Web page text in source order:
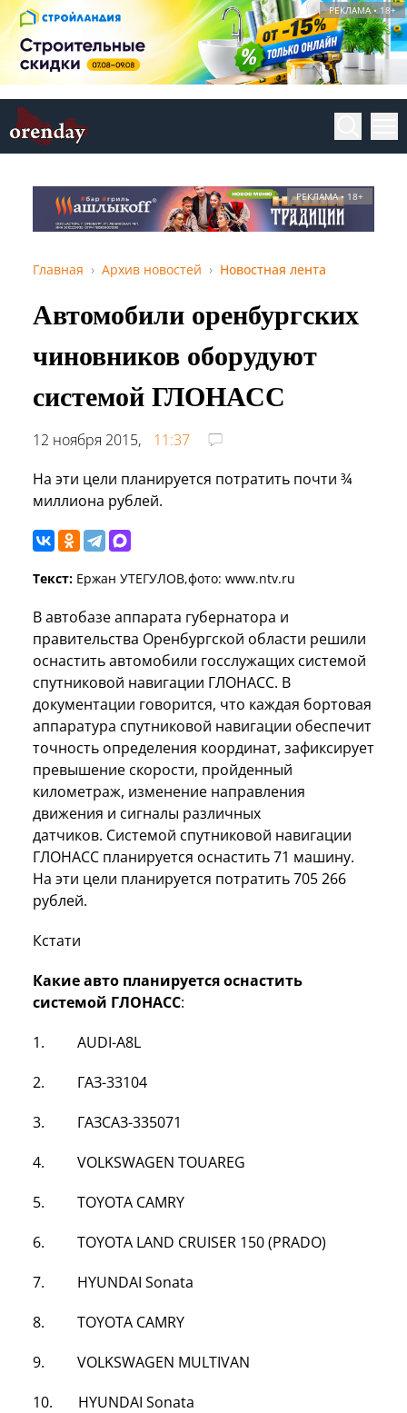
РЕКЛАМА • 18+
РЕКЛАМА • 18+
Главная Архив новостей Новостная лента
Автомобили оренбургских
чиновников оборудуют
системой ГЛОНАСС
12 ноября 2015,
11:37
На эти цели планируется потратить почти ¾
миллиона рублей.
Текст: Ержан УТЕГУЛОВ,фото: www.ntv.ru
В автобазе аппарата губернатора и
правительства Оренбургской области решили
оснастить автомобили госслужащих системой
спутниковой навигации ГЛОНАСС. В
документации говорится, что каждая бортовая
аппаратура спутниковой навигации обеспечит
точность определения координат, зафиксирует
превышение скорости, пройденный
километраж, изменение направления
движения и сигналы различных
датчиков. Системой спутниковой навигации
ГЛОНАСС планируется оснастить 71 машину.
На эти цели планируется потратить 705 266
рублей.
Кстати
Какие авто планируется оснастить
системой ГЛОНАСС:
1. AUDI-A8L
2. ГАЗ-33104
3. ГАЗСАЗ-335071
4. VOLKSWAGEN TOUAREG
5. TOYOTA CAMRY
6. TOYOTA LAND CRUISER 150 (PRADO)
7. HYUNDAI Sonata
8. TOYOTA CAMRY
9. VOLKSWAGEN MULTIVAN
10. HYUNDAI Sonata